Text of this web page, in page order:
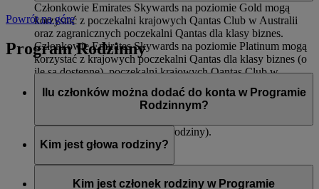
Członkowie Emirates Skywards na poziomie Gold mogą
korzystać z poczekalni krajowych Qantas Club w Australii
oraz zagranicznych poczekalni Qantas dla klasy biznes.
Członkowie Emirates Skywards na poziomie Platinum mogą
korzystać z krajowych poczekalni Qantas dla klasy biznes (o
ile są dostępne), poczekalni krajowych Qantas Club w
Australii oraz zagranicznych poczekalni Qantas dla klasy
biznes.
Powrót na górę
Program Rodzinny
Ilu członków można dodać do konta w Programie
Rodzinnym?
Ośmiu (włączając w to głowę rodziny).
Kim jest głowa rodziny?
w Programie Rodzinnym, dodawanie i usuwanie członków,
Kim jest członek rodziny w Programie